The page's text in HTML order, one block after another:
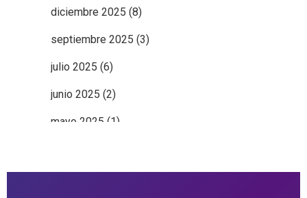
diciembre 2025 (8)
septiembre 2025 (3)
julio 2025 (6)
junio 2025 (2)
mayo 2025 (1)